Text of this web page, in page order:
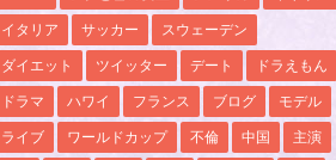
イタリア サッカー スウェーデン
ダイエット ツイッター デート ドラえもん
ドラマ ハワイ フランス ブログ モデル
ライブ ワールドカップ 不倫 中国 主演